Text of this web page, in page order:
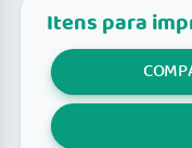
Itens para